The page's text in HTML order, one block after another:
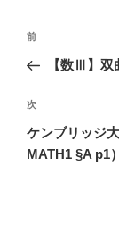
投
ナ
ビ
ゲ
ー
前
の
稿
前
【数Ⅲ】双
次
の
投
次
ケンブリッジ
MATH1 §A p1）